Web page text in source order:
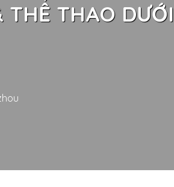
THỂ THAO DƯỚI